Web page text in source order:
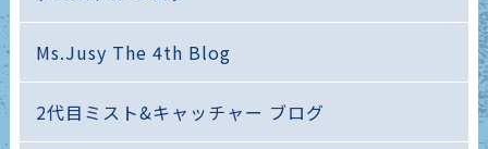
Ms.Jusy The 4th Blog
2代目ミスト&キャッチャー ブログ